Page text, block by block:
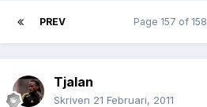
PREV Page 157 of 158
Tjalan
Skriven 21 Februari, 2011